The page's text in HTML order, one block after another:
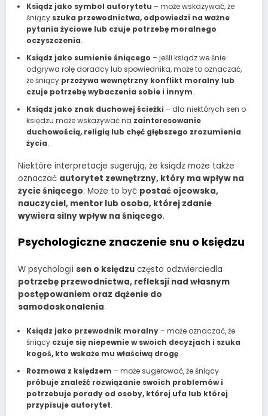
Ksiądz jako symbol autorytetu – może wskazywać, że
śniący szuka przewodnictwa, odpowiedzi na ważne
pytania życiowe lub czuje potrzebę moralnego
oczyszczenia.
Ksiądz jako sumienie śniącego – jeśli ksiądz we śnie
odgrywa rolę doradcy lub spowiednika, może to oznaczać,
że śniący przeżywa wewnętrzny konflikt moralny lub
czuje potrzebę wybaczenia sobie i innym.
Ksiądz jako znak duchowej ścieżki – dla niektórych sen o
księdzu może wskazywać na zainteresowanie
duchowością, religią lub chęć głębszego zrozumienia
życia.
Niektóre interpretacje sugerują, że ksiądz może także
oznaczać autorytet zewnętrzny, który ma wpływ na
życie śniącego. Może to być postać ojcowska,
nauczyciel, mentor lub osoba, której zdanie
wywiera silny wpływ na śniącego.
Psychologiczne znaczenie snu o księdzu
W psychologii sen o księdzu często odzwierciedla
potrzebę przewodnictwa, refleksji nad własnym
postępowaniem oraz dążenie do
samodoskonalenia.
Ksiądz jako przewodnik moralny– może oznaczać, że
śniący czuje się niepewnie w swoich decyzjach i szuka
kogoś, kto wskaże mu właściwą drogę.
Rozmowa z księdzem – może sugerować, że śniący
próbuje znaleźć rozwiązanie swoich problemów i
potrzebuje porady od osoby, której ufa lub której
przypisuje autorytet.